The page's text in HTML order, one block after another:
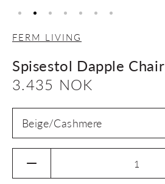
FERM LIVING
Spisestol Dapple Chair
Vanlig
pris
3.435 NOK
antallet